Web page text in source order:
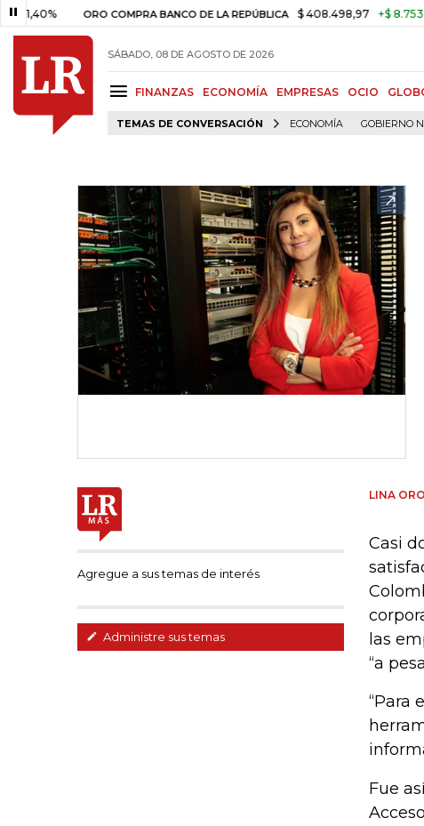
ORO COMPRA BANCO DE LA REPÚBLICA $ 408.498,97 +$ 8.753,81
SÁBADO, 08 DE AGOSTO DE 2026
FINANZAS ECONOMÍA EMPRESAS OCIO
TEMAS DE CONVERSACIÓN ECONOMÍA GOBIERNO
Agregue a sus temas de interés
Administre sus temas
LINA
Casi
las
“a
“Para
Fue